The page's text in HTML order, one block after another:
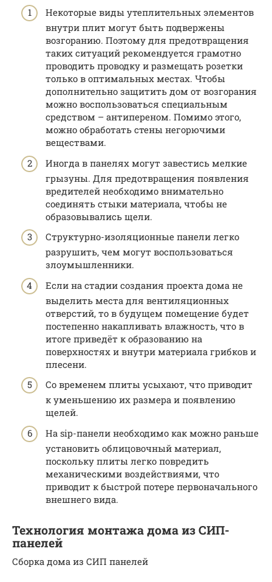
Некоторые виды утеплительных элементов
внутри плит могут быть подвержены
возгоранию. Поэтому для предотвращения
таких ситуаций рекомендуется грамотно
проводить проводку и размещать розетки
только в оптимальных местах. Чтобы
дополнительно защитить дом от возгорания
можно воспользоваться специальным
средством – антипереном. Помимо этого,
можно обработать стены негорючими
веществами.
Иногда в панелях могут завестись мелкие
грызуны. Для предотвращения появления
вредителей необходимо внимательно
соединять стыки материала, чтобы не
образовывались щели.
Структурно-изоляционные панели легко
разрушить, чем могут воспользоваться
злоумышленники.
Если на стадии создания проекта дома не
выделить места для вентиляционных
отверстий, то в будущем помещение будет
постепенно накапливать влажность, что в
итоге приведёт к образованию на
поверхностях и внутри материала грибков и
плесени.
Со временем плиты усыхают, что приводит
к уменьшению их размера и появлению
щелей.
На sip-панели необходимо как можно раньше
установить облицовочный материал,
поскольку плиты легко повредить
механическими воздействиями, что
приводит к быстрой потере первоначального
внешнего вида.
Технология монтажа дома из СИП-
панелей
Сборка дома из СИП панелей